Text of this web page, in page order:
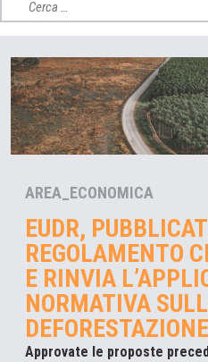
AREA_ECONOMICA
EUDR,
REGOLAMENTO
E RINVIA
NORMATIVA
DEFORESTAZIONE
Approvate le proposte